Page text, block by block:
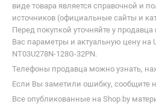
виде товара является справочной и
источников (официальные сайты и
Перед покупкой уточняйте у
Вас параметры и актуальную цену на
NT03U278N-128G-32PN.
Телефоны продавца можно узнать,
Если Вы заметили ошибку, сообщите
Все опубликованные на Shop.by